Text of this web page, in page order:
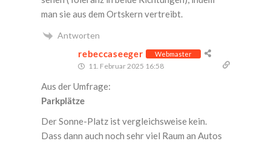
man sie aus dem Orts­kern vertreibt.
Antworten
rebeccaseeger Webmaster
11. Februar 2025 16:58
Aus der Umfrage:
Park­plät­ze
Der Son­ne-Platz ist ver­gleichs­wei­se kein.
Dass dann auch noch sehr viel Raum an Autos